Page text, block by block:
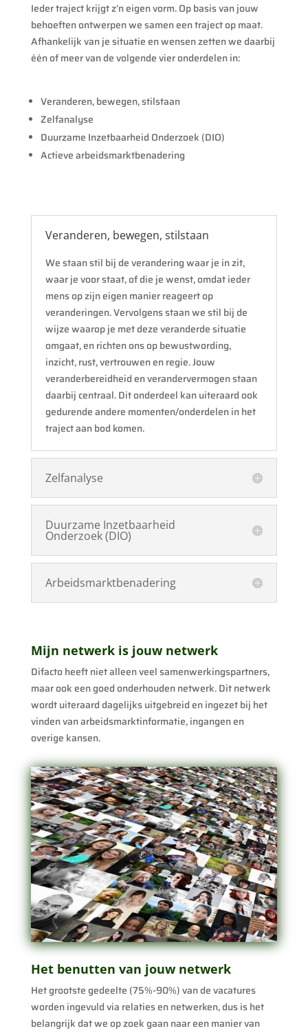
Ieder traject krijgt z’n eigen vorm. Op basis van jouw
behoeften ontwerpen we samen een traject op maat.
Afhankelijk van je situatie en wensen zetten we daarbij
één of meer van de volgende vier onderdelen in:
Veranderen, bewegen, stilstaan
Zelfanalyse
Duurzame Inzetbaarheid Onderzoek (DIO)
Actieve arbeidsmarktbenadering
Veranderen, bewegen, stilstaan
We staan stil bij de verandering waar je in zit,
waar je voor staat, of die je wenst, omdat ieder
mens op zijn eigen manier reageert op
veranderingen. Vervolgens staan we stil bij de
wijze waarop je met deze veranderde situatie
omgaat, en richten ons op bewustwording,
inzicht, rust, vertrouwen en regie. Jouw
veranderbereidheid en verandervermogen staan
daarbij centraal. Dit onderdeel kan uiteraard ook
gedurende andere momenten/onderdelen in het
traject aan bod komen.
Zelfanalyse
Duurzame Inzetbaarheid
Onderzoek (DIO)
Arbeidsmarktbenadering
Mijn netwerk is jouw netwerk
Difacto heeft niet alleen veel samenwerkingspartners,
maar ook een goed onderhouden netwerk. Dit netwerk
wordt uiteraard dagelijks uitgebreid en ingezet bij het
vinden van arbeidsmarktinformatie, ingangen en
overige kansen.
Het benutten van jouw netwerk
Het grootste gedeelte (75%-90%) van de vacatures
worden ingevuld via relaties en netwerken, dus is het
belangrijk dat we op zoek gaan naar een manier van